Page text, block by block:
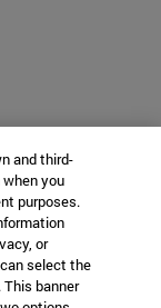
and third-
you
purposes.
or
select the
banner